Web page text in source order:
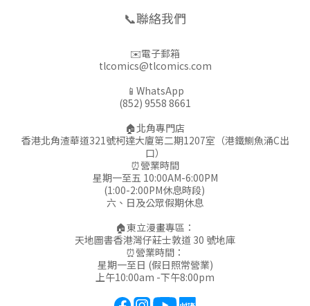
📞聯絡我們
✉️電子郵箱
tlcomics@tlcomics.com
📱WhatsApp
(852) 9558 8661
🏠北角專門店
香港北角渣華道321號柯達大廈第二期1207室（港鐵鰂魚涌C出
口）
⏰營業時間
星期一至五 10:00AM-6:00PM
(1:00-2:00PM休息時段)
六、日及公眾假期休息
🏠東立漫畫專區：
天地圖書香港灣仔莊士敦道 30 號地庫
⏰營業時間：
星期一至日 (假日照常營業)
上午10:00am -下午8:00pm